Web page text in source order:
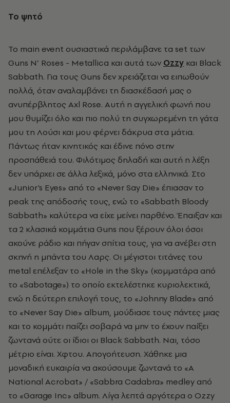
Το ψητό
Το main event ουσιαστικά περιλάμβανε τα set των
Guns Ν’ Roses - Metallica και αυτά των Ozzy και Black
Sabbath. Για τους Guns δεν χρειάζεται να ειπωθούν
πολλά, όταν αναλαμβάνει τη διασκέδασή μας ο
ανυπέρβλητος Axl Rose. Αυτή η αγγελική φωνή που
μου θυμίζει όλο και πιο πολύ τη συγχωρεμένη τη γάτα
μου τη Λούσι και μου φέρνει δάκρυα στα μάτια.
Πάντως ήταν κινητικός και έδινε πόνο στην
προσπάθειά του. Φιλότιμος δηλαδή και αυτή η λέξη
δεν υπάρχει σε άλλα λεξικά, μόνο στα ελληνικά. Στο
«Junior's Eyes» από το «Never Say Die» έπιασαν το
peak της απόδοσής τους, ενώ το «Sabbath Bloody
Sabbath» καλύτερα να είχε μείνει παρθένο. Έπαιξαν και
τα 2 κλασικά κομμάτια Guns που ξέρουν όλοι όσοι
ακούνε ράδιο και πήγαν σπίτια τους, για να ανέβει στη
σκηνή η μπάντα του Λαρς. Οι μέγιστοι τιτάνες του
metal επέλεξαν το «Hole in the Sky» (κομματάρα από
το «Sabotage») το οποίο εκτελέστηκε κυριολεκτικά,
ενώ η δεύτερη επιλογή τους, το «Johnny Blade» από
το «Never Say Die» album, μούδιασε τους πάντες μιας
και το κομμάτι παίζει σοβαρά να μην το έχουν παίξει
ζωντανά ούτε οι ίδιοι οι Black Sabbath. Ναι, τόσο
μέτριο είναι. Χφτου. Απογοήτευση. Χάθηκε μια
μοναδική ευκαιρία να ακούσουμε ζωντανά το «A
National Acrobat» / «Sabbra Cadabra» medley από
το «Garage Inc» album. Λίγα λεπτά αργότερα ο Ozzy